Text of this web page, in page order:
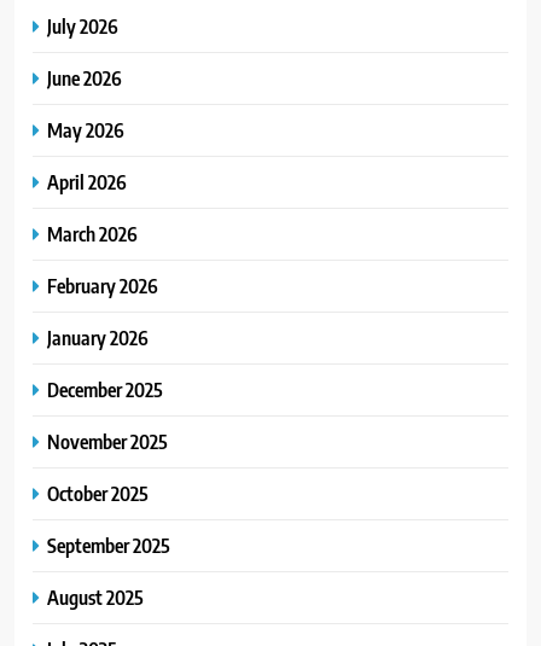
July 2026
June 2026
May 2026
April 2026
March 2026
February 2026
January 2026
December 2025
November 2025
October 2025
September 2025
August 2025